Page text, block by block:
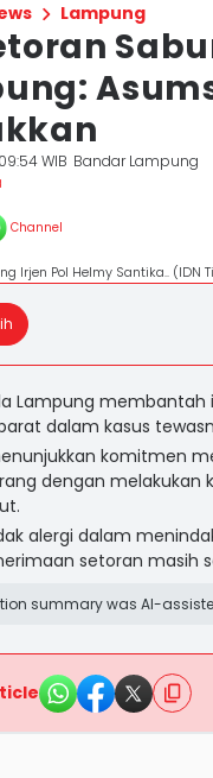
Lampung
WIB Bandar Lampung
Channel
Irjen Pol Helmy Santika.. (IDN
Lampung
dalam kasus
komitmen
dengan melakukan
alergi dalam
setoran masih
summary was AI-